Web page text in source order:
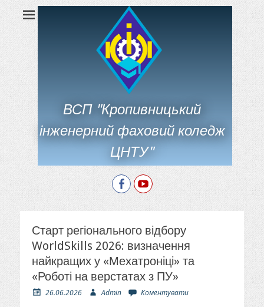
ВСП "Кропивницький
інженерний фаховий коледж
ЦНТУ"
FacebookYouTube
Старт регіонального відбору
WorldSkills 2026: визначення
найкращих у «Мехатроніці» та
«Роботі на верстатах з ПУ»
О
26.06.2026
А
Admin Коментувати